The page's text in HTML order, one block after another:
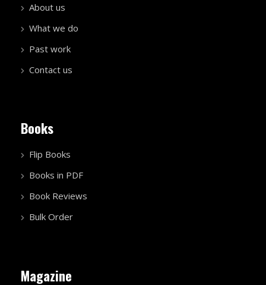
About us
What we do
Past work
Contact us
Books
Flip Books
Books in PDF
Book Reviews
Bulk Order
Magazine